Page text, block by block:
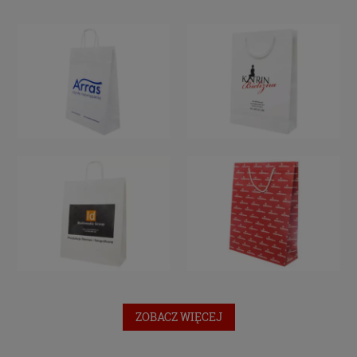
ZOBACZ WIĘCEJ
zmiany zgody w dowolnym momencie. Twoje
pozostałe uprawnienia wynikające z udzielenia
zgody są opisane poniżej.
będą wyłącznie w przypadku posiadania przez nas
lub inny podmiot przetwarzający dane jednej z
dopuszczonych przez RODO podstaw prawnych i
wyłącznie w celu dostosowanym do danej
podstawy, zgodnie z opisem powyżej. Twoje dane
przetwarzane będą do czasu istnienia podstawy do
ich przetwarzania – czyli w przypadku udzielenia
innych działań z Twojej strony ograniczających tę
zgodę, w przypadku niezbędności danych do